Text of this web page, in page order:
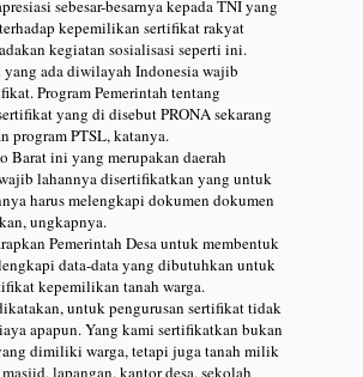
sebesar-besarnya kepada TNI yang
kepemilikan sertifikat rakyat
kegiatan sosialisasi seperti ini.
yang ada diwilayah Indonesia wajib
Program Pemerintah tentang
yang di disebut PRONA sekarang
program PTSL, katanya.
Barat ini yang merupakan daerah
lahannya disertifikatkan yang untuk
harus melengkapi dokumen dokumen
ungkapnya.
Pemerintah Desa untuk membentuk
data-data yang dibutuhkan untuk
kepemilikan tanah warga.
untuk pengurusan sertifikat tidak
apapun. Yang kami sertifikatkan bukan
dimiliki warga, tetapi juga tanah milik
lapangan, kantor desa, sekolah